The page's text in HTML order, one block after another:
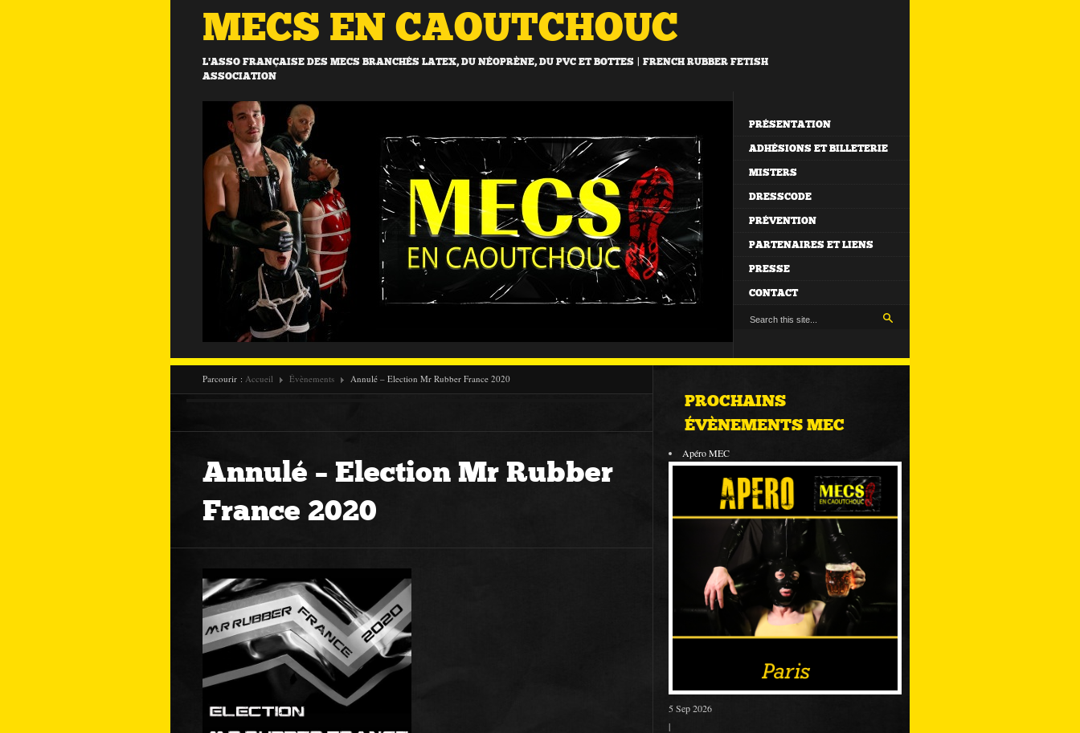
MECS EN CAOUTCHOUC
L'ASSO FRANÇAISE DES MECS BRANCHÉS LATEX, DU NÉOPRÈNE, DU PVC ET BOTTES | FRENCH RUBBER FETISH
ASSOCIATION
PRÉSENTATION
ADHÉSIONS ET BILLETERIE
MISTERS
DRESSCODE
PRÉVENTION
PARTENAIRES ET LIENS
PRESSE
CONTACT
Parcourir : Accueil Évènements Annulé – Election Mr Rubber France 2020
Annulé – Election Mr Rubber
France 2020
PROCHAINS
ÉVÈNEMENTS MEC
Apéro MEC
5 Sep 2026
|